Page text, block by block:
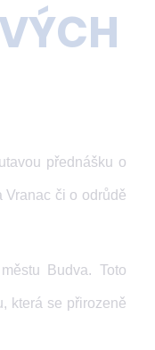
přednášku o
či o odrůdě
Budva. Toto
která se přirozeně